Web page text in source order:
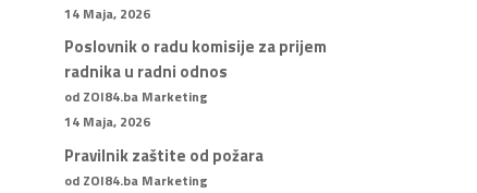
14 Maja, 2026
Poslovnik o radu komisije za prijem
radnika u radni odnos
od ZOI84.ba Marketing
14 Maja, 2026
Pravilnik zaštite od požara
od ZOI84.ba Marketing